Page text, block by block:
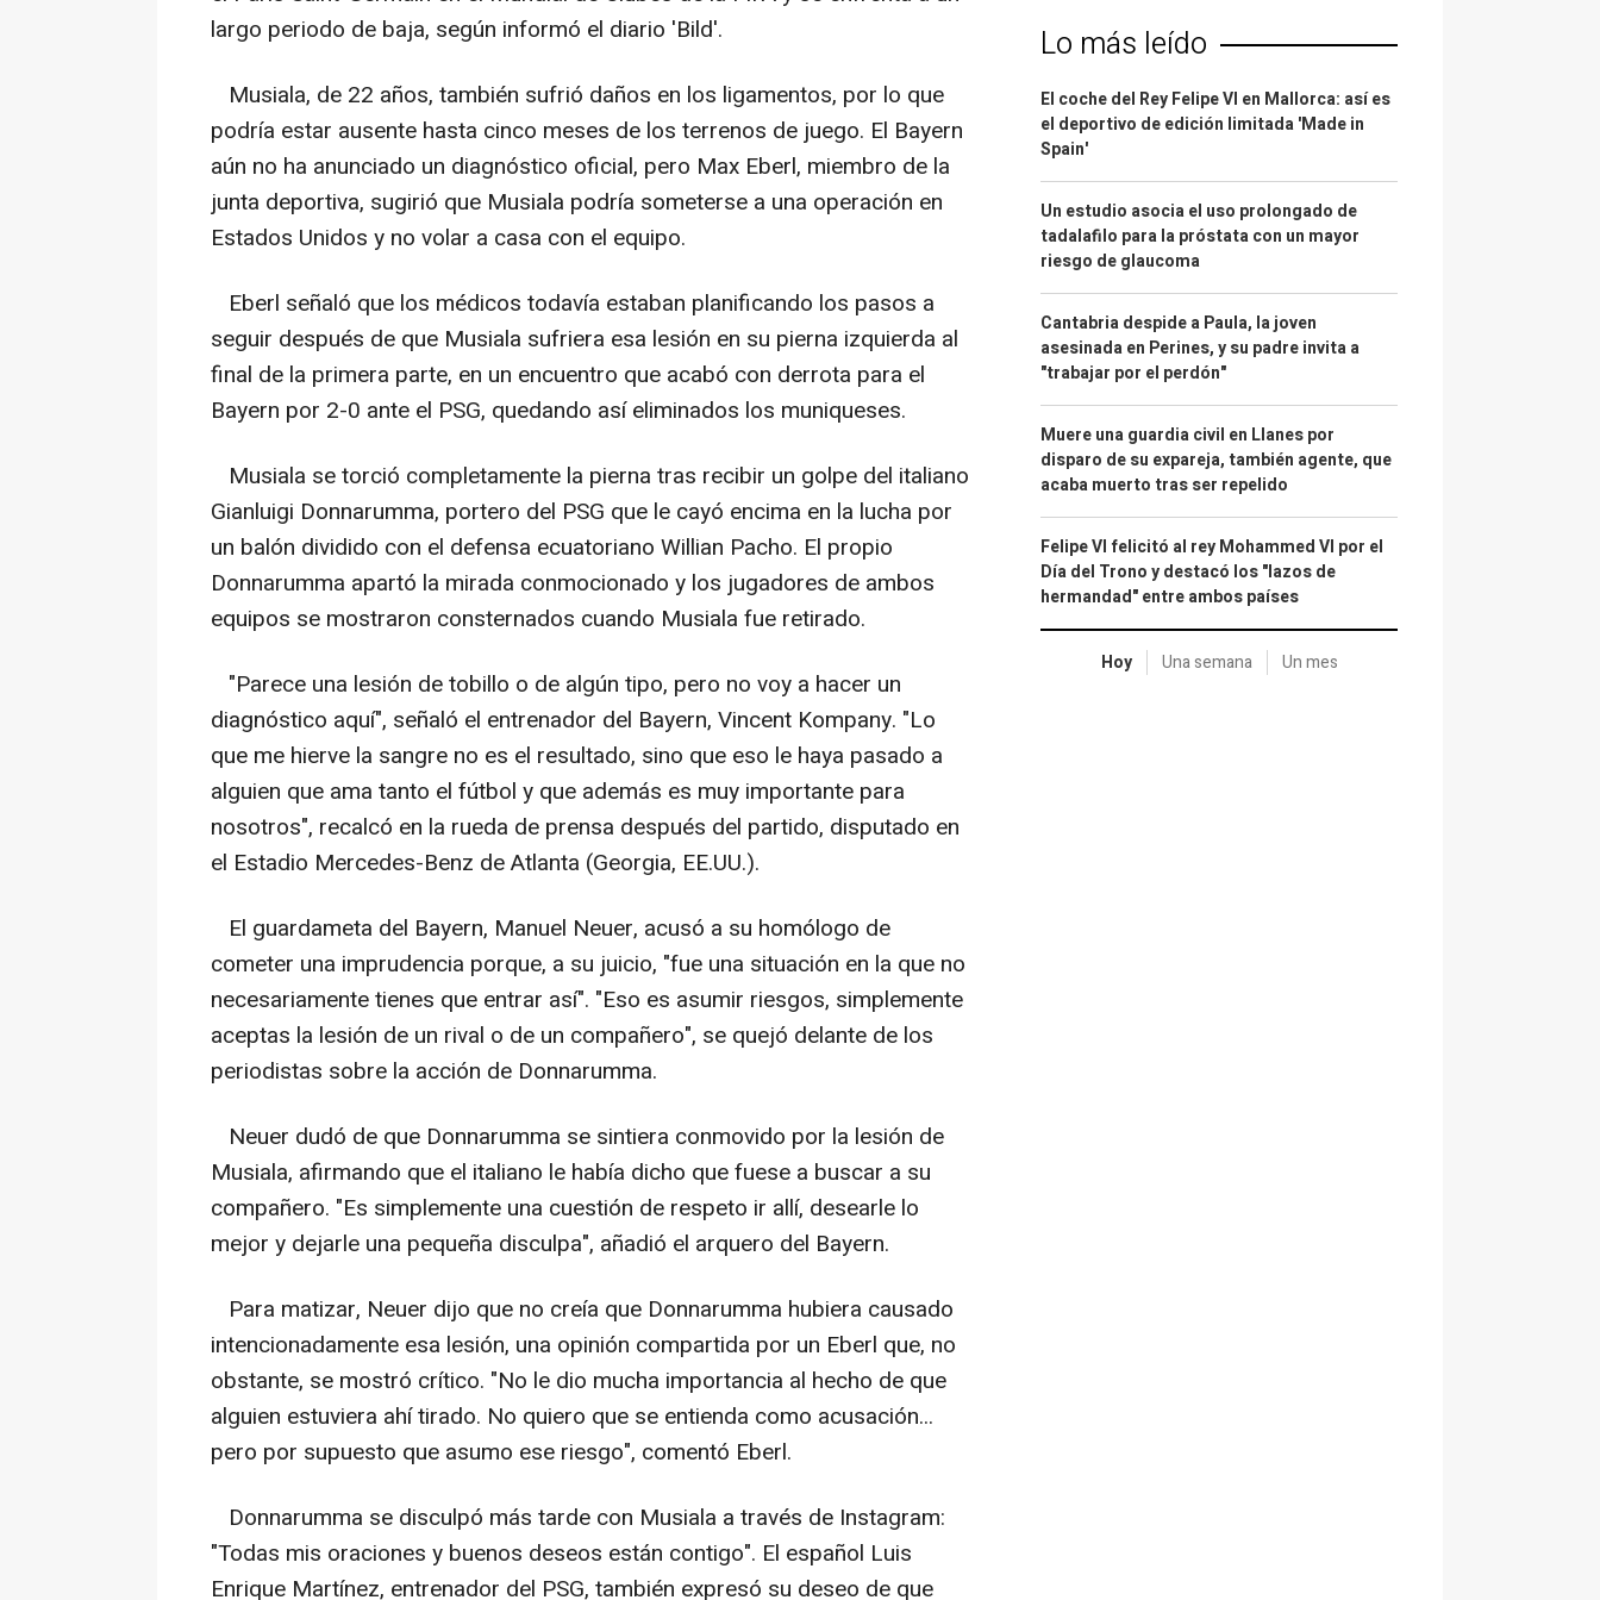
largo periodo de baja, según informó el diario 'Bild'.
Musiala, de 22 años, también sufrió daños en los ligamentos, por lo que
podría estar ausente hasta cinco meses de los terrenos de juego. El Bayern
aún no ha anunciado un diagnóstico oficial, pero Max Eberl, miembro de la
junta deportiva, sugirió que Musiala podría someterse a una operación en
Estados Unidos y no volar a casa con el equipo.
Eberl señaló que los médicos todavía estaban planificando los pasos a
seguir después de que Musiala sufriera esa lesión en su pierna izquierda al
final de la primera parte, en un encuentro que acabó con derrota para el
Bayern por 2-0 ante el PSG, quedando así eliminados los muniqueses.
Musiala se torció completamente la pierna tras recibir un golpe del italiano
Gianluigi Donnarumma, portero del PSG que le cayó encima en la lucha por
un balón dividido con el defensa ecuatoriano Willian Pacho. El propio
Donnarumma apartó la mirada conmocionado y los jugadores de ambos
equipos se mostraron consternados cuando Musiala fue retirado.
"Parece una lesión de tobillo o de algún tipo, pero no voy a hacer un
diagnóstico aquí", señaló el entrenador del Bayern, Vincent Kompany. "Lo
que me hierve la sangre no es el resultado, sino que eso le haya pasado a
alguien que ama tanto el fútbol y que además es muy importante para
nosotros", recalcó en la rueda de prensa después del partido, disputado en
el Estadio Mercedes-Benz de Atlanta (Georgia, EE.UU.).
El guardameta del Bayern, Manuel Neuer, acusó a su homólogo de
cometer una imprudencia porque, a su juicio, "fue una situación en la que no
necesariamente tienes que entrar así". "Eso es asumir riesgos, simplemente
aceptas la lesión de un rival o de un compañero", se quejó delante de los
periodistas sobre la acción de Donnarumma.
Neuer dudó de que Donnarumma se sintiera conmovido por la lesión de
Musiala, afirmando que el italiano le había dicho que fuese a buscar a su
compañero. "Es simplemente una cuestión de respeto ir allí, desearle lo
mejor y dejarle una pequeña disculpa", añadió el arquero del Bayern.
Para matizar, Neuer dijo que no creía que Donnarumma hubiera causado
intencionadamente esa lesión, una opinión compartida por un Eberl que, no
obstante, se mostró crítico. "No le dio mucha importancia al hecho de que
alguien estuviera ahí tirado. No quiero que se entienda como acusación...
pero por supuesto que asumo ese riesgo", comentó Eberl.
Donnarumma se disculpó más tarde con Musiala a través de Instagram:
"Todas mis oraciones y buenos deseos están contigo". El español Luis
Enrique Martínez, entrenador del PSG, también expresó su deseo de que
Lo más leído
El coche del Rey Felipe VI en Mallorca: así es
el deportivo de edición limitada 'Made in
Spain'
Un estudio asocia el uso prolongado de
tadalafilo para la próstata con un mayor
riesgo de glaucoma
Cantabria despide a Paula, la joven
asesinada en Perines, y su padre invita a
"trabajar por el perdón"
Muere una guardia civil en Llanes por
disparo de su expareja, también agente, que
acaba muerto tras ser repelido
Felipe VI felicitó al rey Mohammed VI por el
Día del Trono y destacó los "lazos de
hermandad" entre ambos países
Hoy Una semana Un mes